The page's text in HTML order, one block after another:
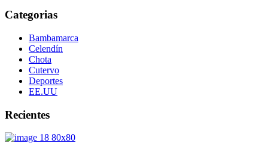
Categorias
Bambamarca
Celendín
Chota
Cutervo
Deportes
EE.UU
Recientes